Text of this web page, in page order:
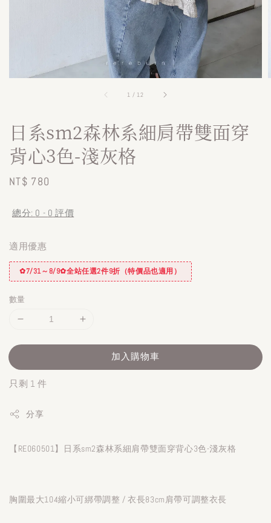
1 / 12
日系sm2森林系細肩帶雙面穿
背心3色-淺灰格
Regular
NT$ 780
總分: 0 - 0 評價
適用優惠
✿7/31～8/9✿全站任選2件9折（特價品也適用）
數量
加入購物車
只剩 1 件
分享
【RE060501】日系sm2森林系細肩帶雙面穿背心3色-淺灰格
胸圍最大104縮小可綁帶調整 / 衣長83cm肩帶可調整衣長